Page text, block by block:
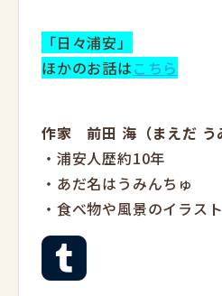
「日々浦安」
ほかのお話はこちら
作家 前田 海（まえだ う
・浦安人歴約10年
・あだ名はうみんちゅ
・食べ物や風景のイラス